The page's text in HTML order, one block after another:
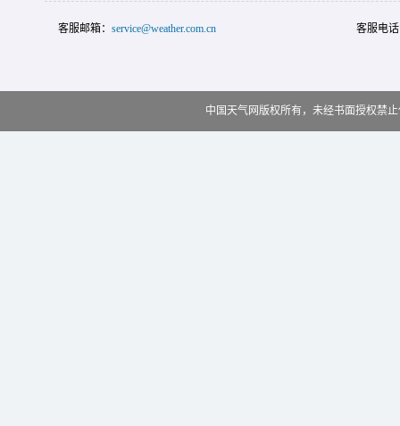
客服邮箱： service@weather.com.cn 客服电
中国天气网版权所有，未经书面授权